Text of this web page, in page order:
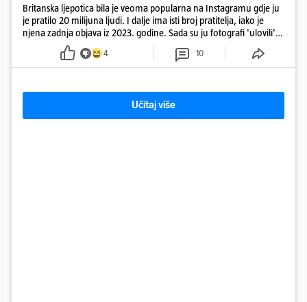
Britanska ljepotica bila je veoma popularna na Instagramu gdje ju
je pratilo 20 milijuna ljudi. I dalje ima isti broj pratitelja, iako je
njena zadnja objava iz 2023. godine. Sada su ju fotografi 'ulovili'
4 10
Učitaj više